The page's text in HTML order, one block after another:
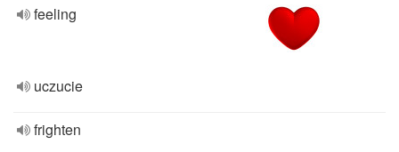
feeling
uczucie
frighten